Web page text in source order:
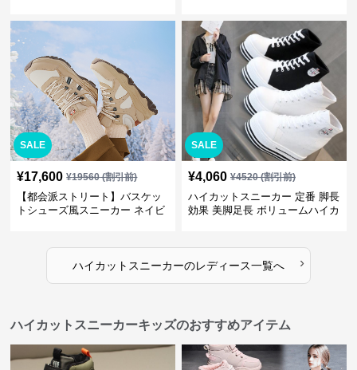
ビ クラシック
トリート
SALE
¥17,600 ¥19560(割引前)
【都会派ストリート】バスケッ
トシューズ風スニーカー ネイビ
SALE
¥4,060 ¥4520(割引前)
ハイカットスニーカー 定番 脚長
効果 美脚足長 ボリュームハイカ
かわいい
ハイカットスニーカーのレディース一覧へ ›
ハイカットスニーカーキッズのおすすめアイテム